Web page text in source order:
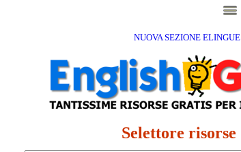
NUOVA SEZIONE ELINGUE
Selettore risorse